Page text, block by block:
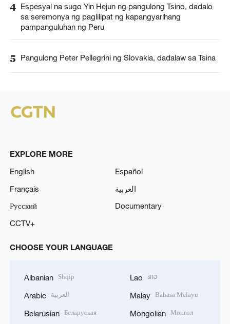
4 Espesyal na sugo Yin Hejun ng pangulong Tsino, dadalo
sa seremonya ng paglilipat ng kapangyarihang
pampanguluhan ng Peru
5 Pangulong Peter Pellegrini ng Slovakia, dadalaw sa Tsina
EXPLORE MORE
English
Español
Français
العربية
Русский
Documentary
CCTV+
CHOOSE YOUR LANGUAGE
Albanian Shqip
Arabic العربية
Belarusian Беларуская
Lao ລາວ
Malay Bahasa Melayu
Mongolian Монгол